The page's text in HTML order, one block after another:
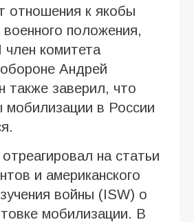
отношения к якобы
положения,
член комитета
Андрей
также заверил, что
мобилизации в России
на статьи
и американского
войны (ISW) о
мобилизации. В